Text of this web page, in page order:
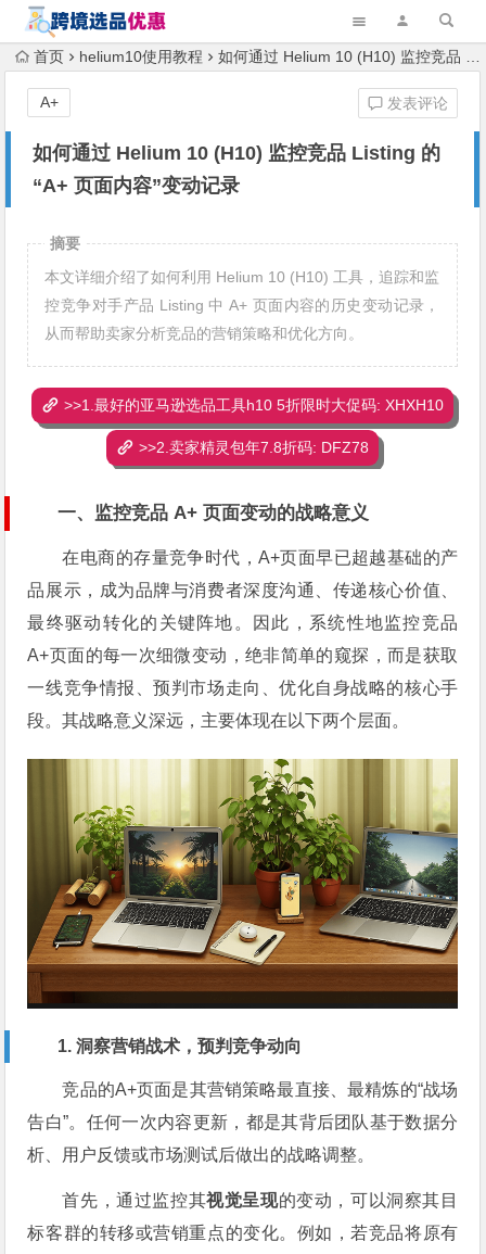
首页 helium10使用教程 如何通过 Helium 10 (H10) 监控竞品 Listing 的“A+ 页面内容”变动记录
如何通过 Helium 10 (H10) 监控竞品 Listing 的
“A+ 页面内容”变动记录
发表评论
A+
摘要
本文详细介绍了如何利用 Helium 10 (H10) 工具，追踪和监
控竞争对手产品 Listing 中 A+ 页面内容的历史变动记录，
从而帮助卖家分析竞品的营销策略和优化方向。
>>1.最好的亚马逊选品工具h10 5折限时大促码: XHXH10
>>2.卖家精灵包年7.8折码: DFZ78
一、监控竞品 A+ 页面变动的战略意义
在电商的存量竞争时代，A+页面早已超越基础的产
品展示，成为品牌与消费者深度沟通、传递核心价值、
最终驱动转化的关键阵地。因此，系统性地监控竞品
A+页面的每一次细微变动，绝非简单的窥探，而是获取
一线竞争情报、预判市场走向、优化自身战略的核心手
段。其战略意义深远，主要体现在以下两个层面。
1. 洞察营销战术，预判竞争动向
竞品的A+页面是其营销策略最直接、最精炼的“战场
告白”。任何一次内容更新，都是其背后团队基于数据分
析、用户反馈或市场测试后做出的战略调整。
首先，通过监控其视觉呈现的变动，可以洞察其目
标客群的转移或营销重点的变化。例如，若竞品将原有